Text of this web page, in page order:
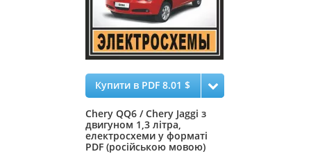
Купити в PDF 8.01 $
Chery QQ6 / Chery Jaggi з
двигуном 1,3 літра,
електросхеми у форматі
PDF (російською мовою)